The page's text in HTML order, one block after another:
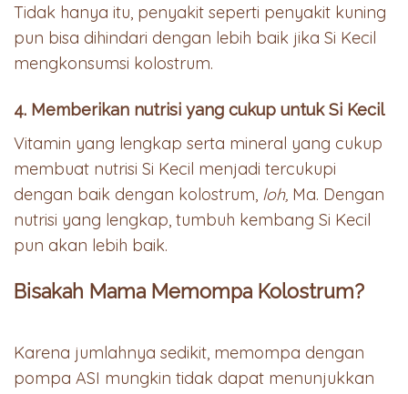
Tidak hanya itu, penyakit seperti penyakit kuning
pun bisa dihindari dengan lebih baik jika Si Kecil
mengkonsumsi kolostrum.
4. Memberikan nutrisi yang cukup untuk Si Kecil
Vitamin yang lengkap serta mineral yang cukup
membuat nutrisi Si Kecil menjadi tercukupi
dengan baik dengan kolostrum, loh, Ma. Dengan
nutrisi yang lengkap, tumbuh kembang Si Kecil
pun akan lebih baik.
Bisakah Mama Memompa Kolostrum?
Karena jumlahnya sedikit, memompa dengan
pompa ASI mungkin tidak dapat menunjukkan